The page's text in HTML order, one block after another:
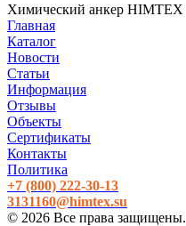
Химический анкер HIMTEX
Главная
Каталог
Новости
Статьи
Информация
Отзывы
Объекты
Сертификаты
Контакты
Политика
+7 (800) 222-30-13
3131160@himtex.su
© 2026 Все права защищены.